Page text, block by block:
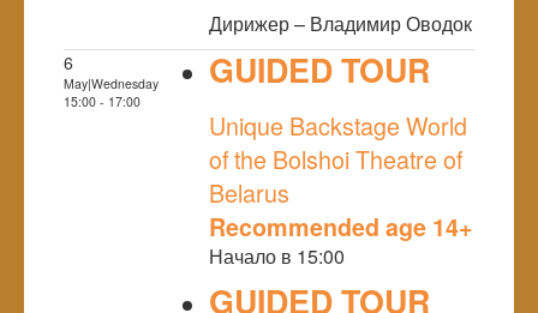
Дирижер – Владимир Оводок
6
May|Wednesday
15:00 - 17:00
GUIDED TOUR
Unique Backstage World
of the Bolshoi Theatre of
Belarus
Recommended age 14+
Начало в 15:00
GUIDED TOUR